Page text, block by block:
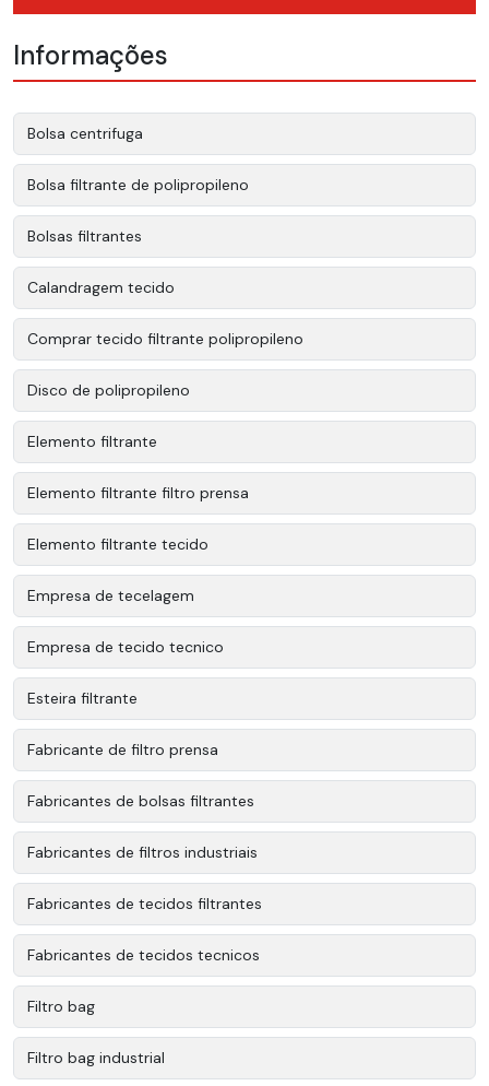
Informações
Bolsa centrifuga
Bolsa filtrante de polipropileno
Bolsas filtrantes
Calandragem tecido
Comprar tecido filtrante polipropileno
Disco de polipropileno
Elemento filtrante
Elemento filtrante filtro prensa
Elemento filtrante tecido
Empresa de tecelagem
Empresa de tecido tecnico
Esteira filtrante
Fabricante de filtro prensa
Fabricantes de bolsas filtrantes
Fabricantes de filtros industriais
Fabricantes de tecidos filtrantes
Fabricantes de tecidos tecnicos
Filtro bag
Filtro bag industrial